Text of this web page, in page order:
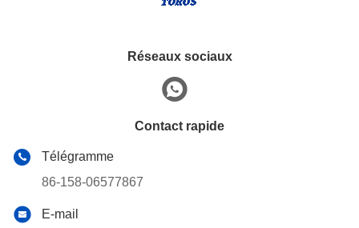
Réseaux sociaux
Contact rapide
Télégramme
86-158-06577867
E-mail